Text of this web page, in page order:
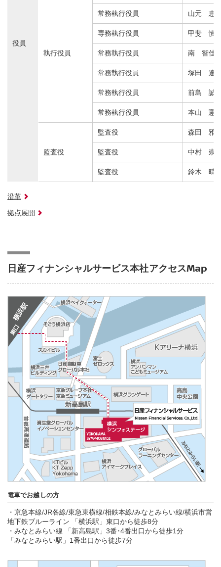
役員
執行役員
常務執行役員 山元 恵
専務執行役員 甲斐 慎
常務執行役員 南 智佳
常務執行役員 塚田 達
常務執行役員 前島 誠
常務執行役員 本山 憲
監査役
監査役 森田 雅
監査役 中村 崇
監査役 鈴木 晴
沿革
拠点展開
日産フィナンシャルサービス本社アクセスMap
電車でお越しの方
・京急本線/JR各線/東急東横線/相鉄本線/みなとみらい線/横浜市営
地下鉄ブルーライン 「横浜駅」東口から徒歩8分
・みなとみらい線 「新高島駅」3番･4番出口から徒歩1分
「みなとみらい駅」1番出口から徒歩7分